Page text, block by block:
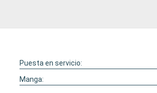
Puesta en servicio:
Manga: